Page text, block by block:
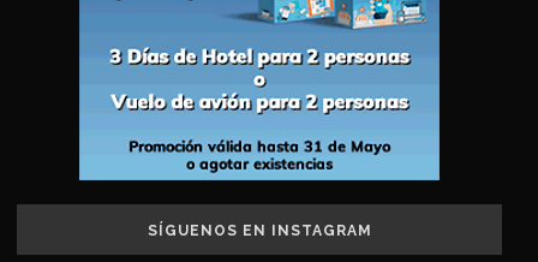
SÍGUENOS EN INSTAGRAM